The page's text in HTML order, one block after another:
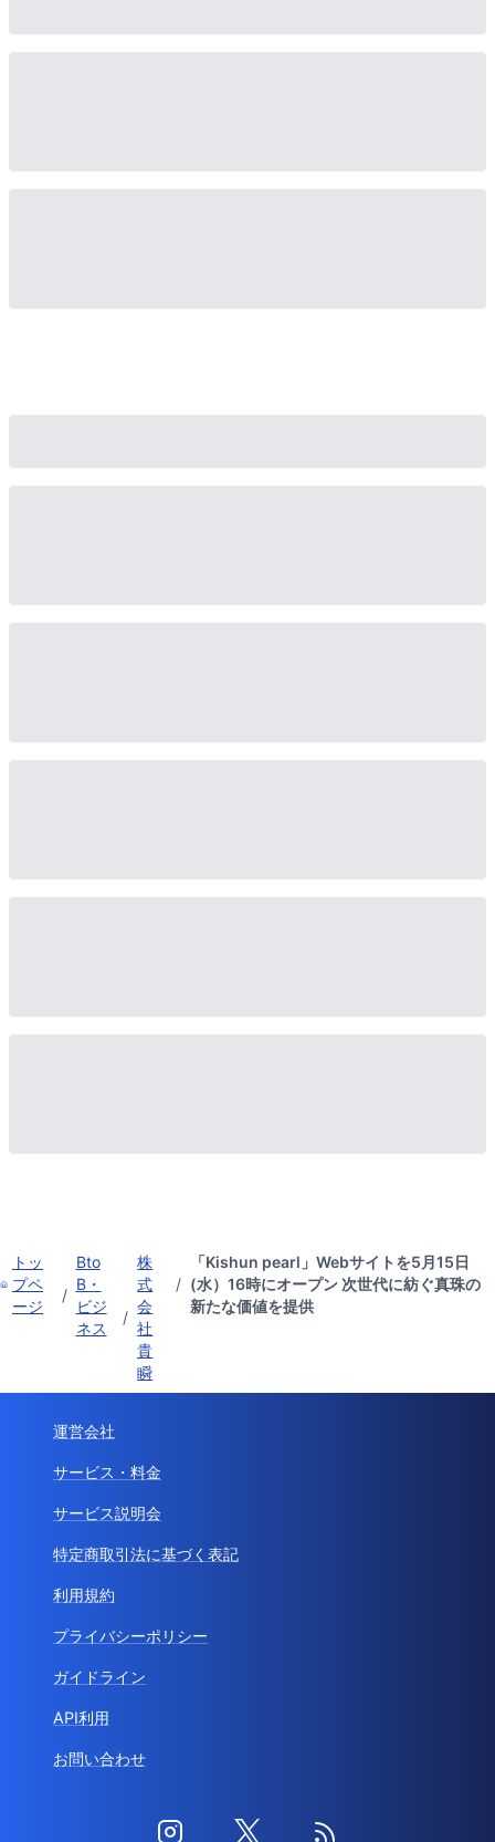
トッ
プペ
ージ
/
Bto
B・
ビジ
ネス
/
株
式
会
社
貴
瞬
/
「Kishun pearl」Webサイトを5月15日
(水）16時にオープン 次世代に紡ぐ真珠の
新たな価値を提供
運営会社
サービス・料金
サービス説明会
特定商取引法に基づく表記
利用規約
プライバシーポリシー
ガイドライン
API利用
お問い合わせ